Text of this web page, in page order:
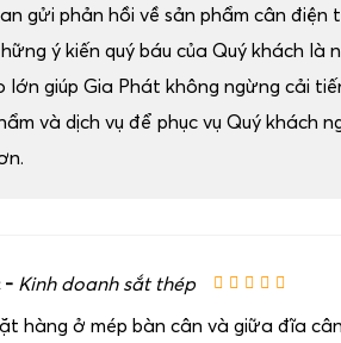
gửi phản hồi về sản phẩm cân điện
ý kiến quý báu của Quý khách là
lớn giúp Gia Phát không ngừng cải
và dịch vụ để phục vụ Quý khách
- Kinh doanh sắt thép
hàng ở mép bàn cân và giữa đĩa